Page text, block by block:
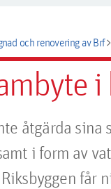
och renovering av Brf
åtgärda sina
i form av
får